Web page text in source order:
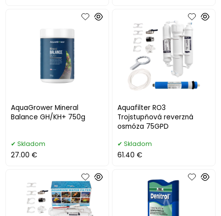
AquaGrower Mineral
Balance GH/KH+ 750g
Skladom
27.00 €
Aquafilter RO3
Trojstupňová reverzná
osmóza 75GPD
Skladom
61.40 €